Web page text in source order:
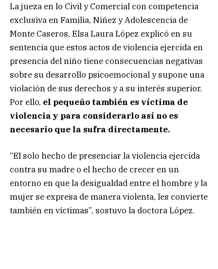
La jueza en lo Civil y Comercial con competencia
exclusiva en Familia, Niñez y Adolescencia de
Monte Caseros, Elsa Laura López explicó en su
sentencia que estos actos de violencia ejercida en
presencia del niño tiene consecuencias negativas
sobre su desarrollo psicoemocional y supone una
violación de sus derechos y a su interés superior.
Por ello, el pequeño también es víctima de
violencia y para considerarlo así no es
necesario que la sufra directamente.
“El solo hecho de presenciar la violencia ejercida
contra su madre o el hecho de crecer en un
entorno en que la desigualdad entre el hombre y la
mujer se expresa de manera violenta, les convierte
también en víctimas”, sostuvo la doctora López.